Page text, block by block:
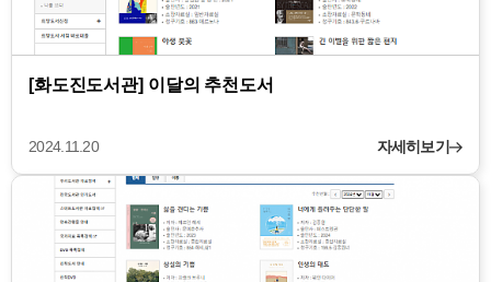
[화도진도서관] 이달의 추천도서
2024.11.20 자세히보기